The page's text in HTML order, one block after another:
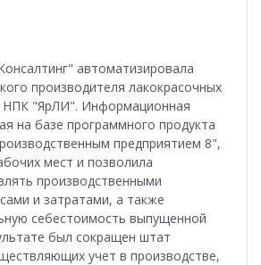
автоматизировала
производителя лакокрасочных
"ЯрЛИ". Информационная
на базе программного продукта
предприятием 8",
мест и позволила
производственными
и затратами, а также
себестоимость выпущенной
был сокращен штат
учет в производстве,